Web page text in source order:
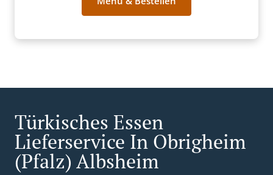
Türkisches Essen
Lieferservice In Obrigheim
(Pfalz) Albsheim